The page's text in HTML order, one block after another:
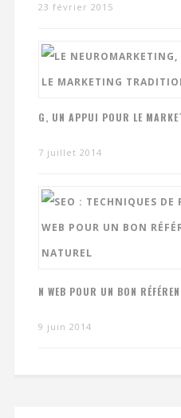
23 février 2015
G, UN APPUI POUR LE
7 juillet 2014
N WEB POUR UN BON
9 juin 2014